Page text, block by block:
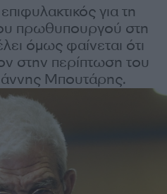
για τη
πρωθυπουργού στη
όμως φαίνεται ότι
στην περίπτωση του
Μπουτάρης.